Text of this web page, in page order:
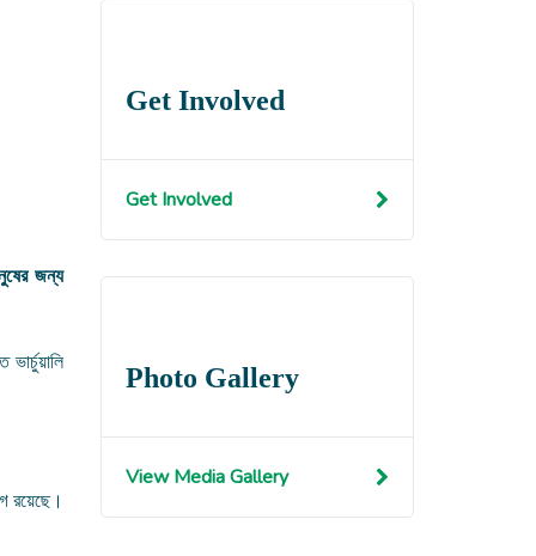
জন্য
রয়েছে।
Get Involved
Get Involved
Photo Gallery
View Media Gallery